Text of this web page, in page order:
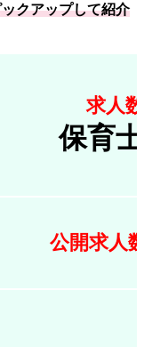
クアップして紹介
求人
保育
公開求人